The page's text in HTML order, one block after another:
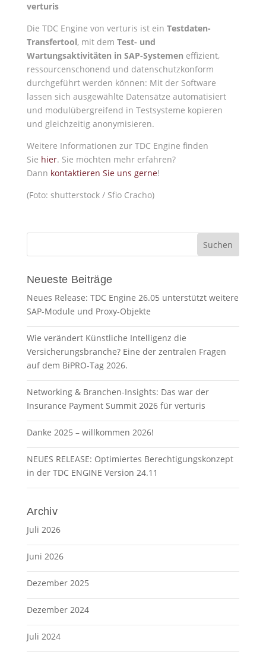
verturis
Die TDC Engine von verturis ist ein Testdaten-
Transfertool, mit dem Test- und
Wartungsaktivitäten in SAP-Systemen effizient,
ressourcenschonend und datenschutzkonform
durchgeführt werden können: Mit der Software
lassen sich ausgewählte Datensätze automatisiert
und modulübergreifend in Testsysteme kopieren
und gleichzeitig anonymisieren.
Weitere Informationen zur TDC Engine finden
Sie hier. Sie möchten mehr erfahren?
Dann kontaktieren Sie uns gerne!
(Foto: shutterstock / Sfio Cracho)
Neueste Beiträge
Neues Release: TDC Engine 26.05 unterstützt weitere
SAP-Module und Proxy-Objekte
Wie verändert Künstliche Intelligenz die
Versicherungsbranche? Eine der zentralen Fragen
auf dem BiPRO-Tag 2026.
Networking & Branchen-Insights: Das war der
Insurance Payment Summit 2026 für verturis
Danke 2025 – willkommen 2026!
NEUES RELEASE: Optimiertes Berechtigungskonzept
in der TDC ENGINE Version 24.11
Archiv
Juli 2026
Juni 2026
Dezember 2025
Dezember 2024
Juli 2024